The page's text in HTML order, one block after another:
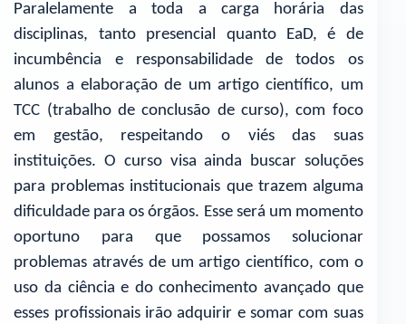
Paralelamente a toda a carga horária das
disciplinas, tanto presencial quanto EaD, é de
incumbência e responsabilidade de todos os
alunos a elaboração de um artigo científico, um
TCC (trabalho de conclusão de curso), com foco
em gestão, respeitando o viés das suas
instituições. O curso visa ainda buscar soluções
para problemas institucionais que trazem alguma
dificuldade para os órgãos. Esse será um momento
oportuno para que possamos solucionar
problemas através de um artigo científico, com o
uso da ciência e do conhecimento avançado que
esses profissionais irão adquirir e somar com suas